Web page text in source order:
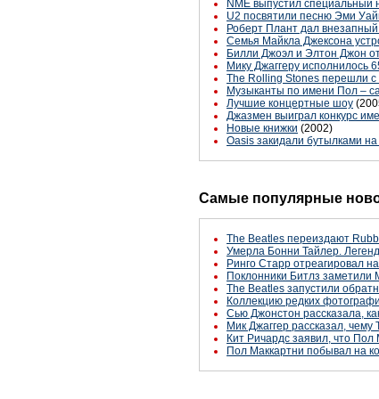
NME выпустил
U2 посвятили песню Эми
Роберт Плант дал
Семья Майкла Джексона
Билли Джоэл и Элтон Джон
Мику Джаггеру исполнилось
The Rolling Stones перешли с
Музыканты по имени Пол –
Лучшие концертные шоу
Джазмен выиграл конкурс
Новые книжки (2002)
Oasis закидали бутылками на
Самые популярные
The Beatles переиздают
Умерла Бонни Тайлер.
Ринго Старр отреагировал
Поклонники Битлз заметили
The Beatles запустили
Коллекцию редких
Сью Джонстон рассказала,
Мик Джаггер рассказал,
Кит Ричардс заявил, что Пол
Пол Маккартни побывал на